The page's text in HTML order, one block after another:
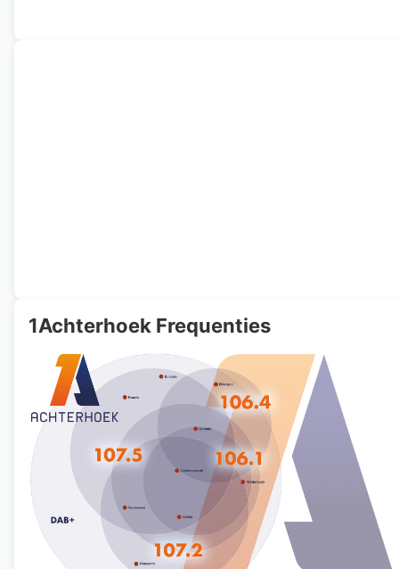
1Achterhoek Frequenties